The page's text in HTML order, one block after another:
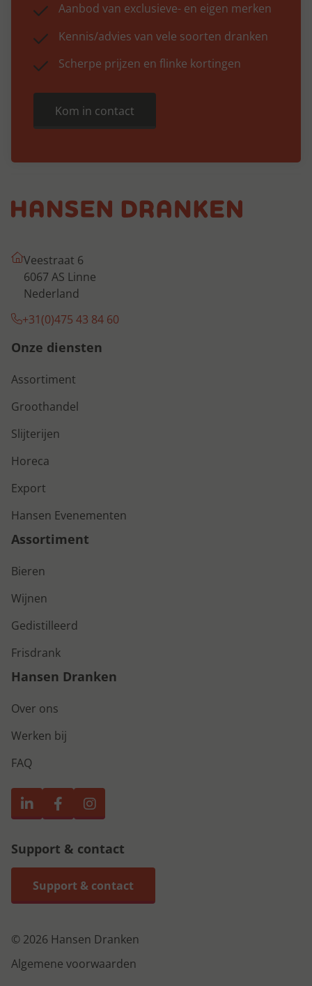
Aanbod van exclusieve- en eigen merken
Kennis/advies van vele soorten dranken
Scherpe prijzen en flinke kortingen
Kom in contact
Veestraat 6
6067 AS Linne
Nederland
+31(0)475 43 84 60
Onze diensten
Assortiment
Groothandel
Slijterijen
Horeca
Export
Hansen Evenementen
Assortiment
Bieren
Wijnen
Gedistilleerd
Frisdrank
Hansen Dranken
Over ons
Werken bij
FAQ
Support & contact
Support & contact
© 2026 Hansen Dranken
Algemene voorwaarden